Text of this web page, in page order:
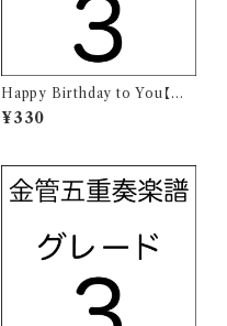
Happy Birthday to You【クラ
リネット六重奏楽譜】
¥330